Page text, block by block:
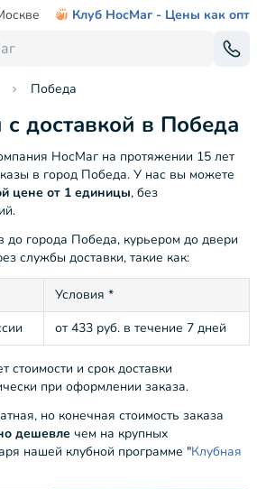
Клуб НосМаг - Цены как опт
Победа
с доставкой в Победа
НосМаг на протяжении 15 лет
в город Победа. У нас вы можете
цене от 1 единицы, без
до города Победа, курьером до двери
службы доставки, такие как:
Условия *
от 433 руб. в течение 7 дней
стоимости и срок доставки
при оформлении заказа.
но конечная стоимость заказа
дешевле чем на крупных
нашей клубной программе "Клубная